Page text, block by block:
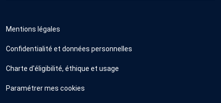
Mentions légales
Confidentialité et données personnelles
Charte d'éligibilité, éthique et usage
Paramétrer mes cookies